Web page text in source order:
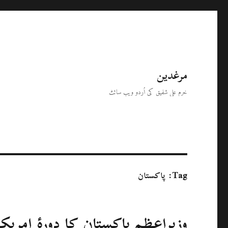
مرغدین
خرم علی شفیق کی اُردو ویب سائٹ
Tag: پاکستان